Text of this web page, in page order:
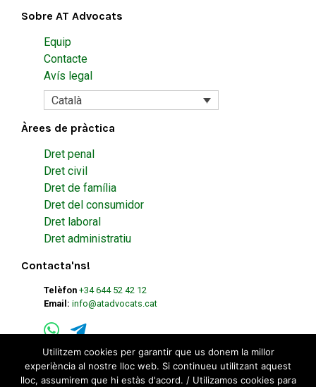
Sobre AT Advocats
Equip
Contacte
Avís legal
Català
Àrees de pràctica
Dret penal
Dret civil
Dret de família
Dret del consumidor
Dret laboral
Dret administratiu
Contacta'ns!
Telèfon +34 644 52 42 12
Email: info@atadvocats.cat
Utilitzem cookies per garantir que us donem la millor
experiència al nostre lloc web. Si continueu utilitzant aquest
lloc, assumirem que hi estàs d'acord. / Utilizamos cookies para